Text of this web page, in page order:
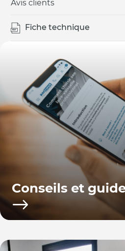
Avis clients
Fiche technique
Conseils et